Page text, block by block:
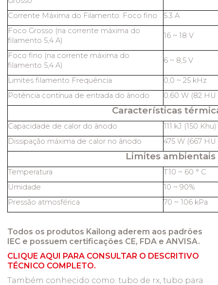
Corrente Máxima do Filamento: Foco fino
5.3 A
Foco Grosso (na corrente máxima do
filamento 5,4 A)
16 ~ 18 V
Foco fino (na corrente máxima do
filamento 5,4 A)
6 ~ 8,5 V
Limites filamento Frequência
0,0 ~ 25 kHz
Potência contínua de entrada do ânodo
0,60 W (82 HU
Características
Capacidade de calor do ânodo
111 kJ (150 Khu)
Dissipação máxima de calor no ânodo
475 W (667 HU
Limites ambientais
Temperatura
T10 ~ 60 ° C
Umidade
10 ~ 90%
Pressão atmosférica
70 ~ 106 kPa
Todos os produtos Kailong aderem aos padrões
IEC e possuem certificações CE, FDA e ANVISA.
CLIQUE AQUI PARA CONSULTAR O DESCRITIVO
TÉCNICO COMPLETO.
Também conhecido como: tubo de rx, tubo para